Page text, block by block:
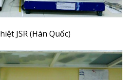
JSR (Hàn Quốc)